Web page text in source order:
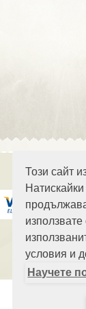
Този сайт
условия и
Научете
Област
Област